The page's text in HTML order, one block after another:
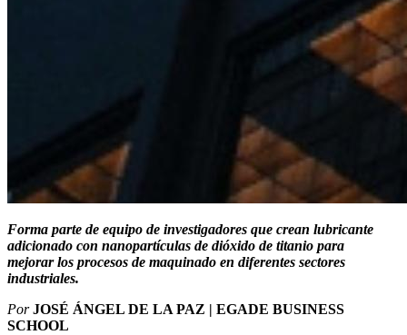
Forma parte de equipo de investigadores que crean lubricante
adicionado con nanopartículas de dióxido de titanio para
mejorar los procesos de maquinado en diferentes sectores
industriales.
PorJOSÉ ÁNGEL DE LA PAZ | EGADE BUSINESS
SCHOOL